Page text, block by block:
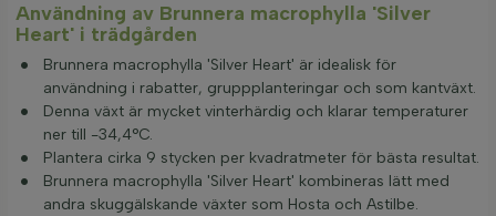
Användning av Brunnera macrophylla 'Silver
Heart' i trädgården
Brunnera macrophylla 'Silver Heart' är idealisk för
användning i rabatter, gruppplanteringar och som kantväxt.
Denna växt är mycket vinterhärdig och klarar temperaturer
ner till -34,4°C.
Plantera cirka 9 stycken per kvadratmeter för bästa resultat.
Brunnera macrophylla 'Silver Heart' kombineras lätt med
andra skuggälskande växter som Hosta och Astilbe.